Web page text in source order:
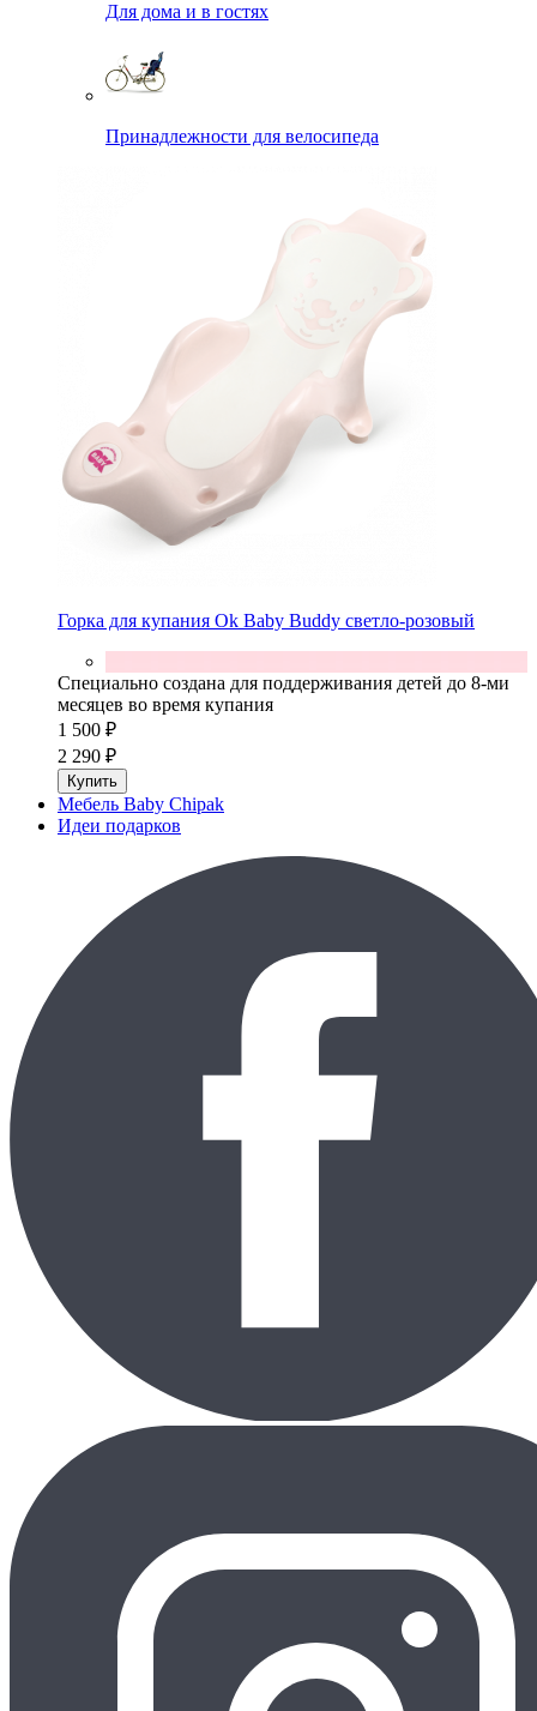
Для дома и в гостях
Принадлежности для велосипеда
Горка для купания Ok Baby Buddy светло-розовый
Специально создана для поддерживания детей до 8-ми
месяцев во время купания
1 500 ₽
2 290 ₽
Купить
Мебель Baby Chipak
Идеи подарков